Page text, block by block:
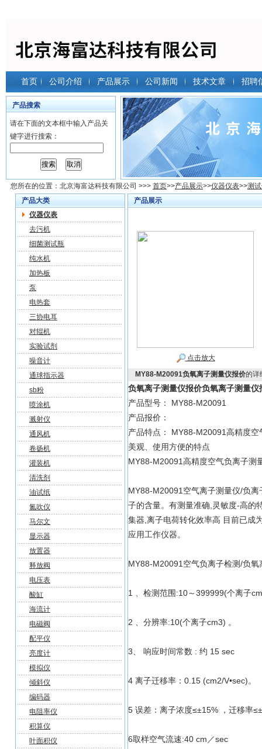
首页 公司介绍 产品展示 公司新闻 技术文章 招聘
产品搜索
请在下面的文本框中输入产品关
键字进行搜索：
您所在的位置： 北京海富达科技有限公司 >>> 首页>>产品展示>>仪器仪表>>测
产品大类
仪器仪表
去污机
细菌测试瓶
纯水机
加热板
泵
电热套
三协电耳
对辊机
实验试剂
噪音计
通球指示器
sb粉
喷涂机
溅射仪
通风机
卷扬机
灌装机
清洗剂
油试纸
氮吹仪
马尔文
显示器
放置器
释放阀
电压表
酸缸
海流计
电磁阀
配平仪
亮度计
模拟仪
倾斜仪
编码器
电阻率仪
积算仪
叶面积仪
产品展示
点击放大
MY88-M20091负氧离子测量仪报价的详
负氧离子测量仪报价负氧离子测量仪
产品型号： MY88-M20091
产品报价：
产品特点： MY88-M20091高精度
美观、使用方便的特点
MY88-M20091高精度空气负离子测
MY88-M20091空气离子测量仪/负
子的含量。有测量准确,灵敏度-高的
集器,离子电荷转化效率高 目前已成
应用工作仪器。
MY88-M20091空气负离子检测/负
1 、检测范围:10～399999(个离子
2 、分辨率:10(个离子cm3) 。
3、 响应时间常数 : 约 15 sec
4 离子迁移率：0.15 (cm2/V•sec)。
5 误差：离子浓度≤±15% ，迁移率
6取样空气流速:40 cm／sec